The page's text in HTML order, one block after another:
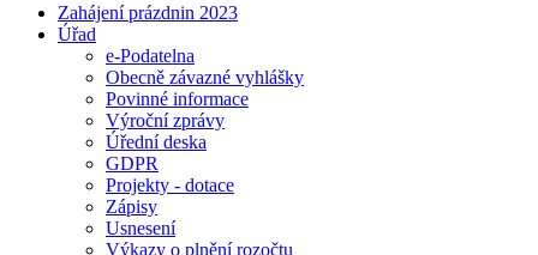
Zahájení prázdnin 2023
Úřad
e-Podatelna
Obecně závazné vyhlášky
Povinné informace
Výroční zprávy
Úřední deska
GDPR
Projekty - dotace
Zápisy
Usnesení
Výkazy o plnění rozočtu